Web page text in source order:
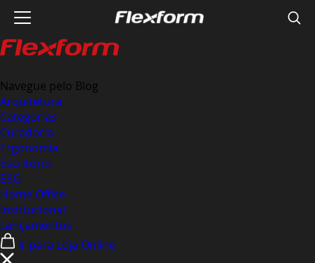
Navegue pelo Blog
Arquitetura
Categorias
Curadoria
Ergonomia
Escritório
ESG
Home Office
Institucional
Lançamentos
Ir para Loja Online